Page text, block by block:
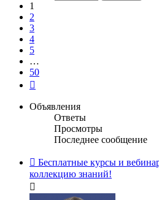
1
2
3
4
5
…
50
Объявления
Ответы
Просмотры
Последнее сообщение
Бесплатные курсы и
коллекцию знаний!